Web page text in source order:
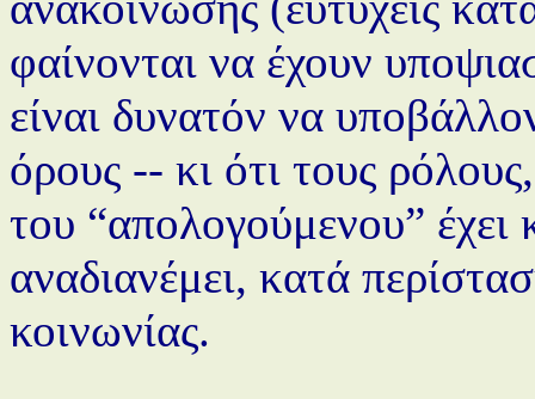
φαίνονται να έχουν
είναι δυνατόν να
όρους -- κι ότι τους
του “απολογούμενου” έχει
αναδιανέμει, κατά
κοινωνίας.